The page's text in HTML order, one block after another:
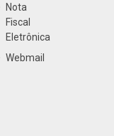
Nota
Fiscal
Eletrônica
Webmail